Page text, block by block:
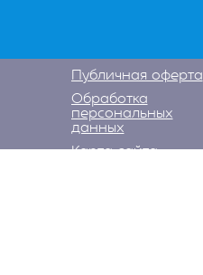
Публичная оферта
Обработка
персональных
данных
Карта сайта